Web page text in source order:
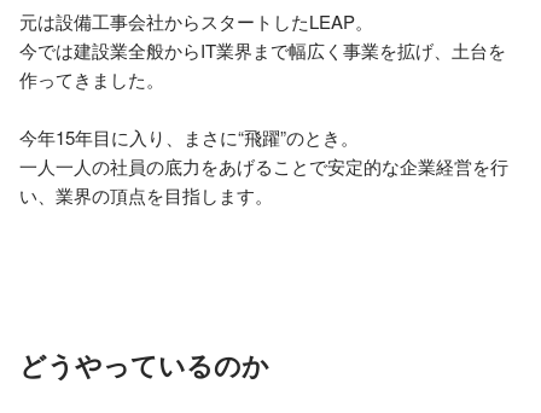
元は設備工事会社からスタートしたLEAP。
今では建設業全般からIT業界まで幅広く事業を拡げ、土台を
作ってきました。
今年15年目に入り、まさに“飛躍”のとき。
一人一人の社員の底力をあげることで安定的な企業経営を行
い、業界の頂点を目指します。
どうやっているのか